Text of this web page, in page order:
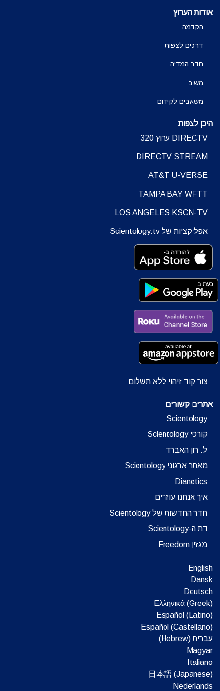
אודות הערוץ
הקדמה
דרכים לצפות
חדר המדיה
משוב
משאבים לקידום
היכן לצפות
DIRECTV ערוץ 320
DIRECTV STREAM
AT&T U-VERSE
TAMPA BAY WFTT
LOS ANGELES KSCN-TV
אפליקציות של Scientology.tv
צור קוד זיהוי ללא תשלום
אתרים קשורים
Scientology
קורסי Scientology
ל. רון האברד
מאתר ארגוני Scientology
Dianetics
איך אנחנו עוזרים
חדר החדשות של Scientology
דת ה-Scientology
מגזין Freedom
English
Dansk
Deutsch
Ελληνικά (Greek)
Español (Latino)
Español (Castellano)
עברית (Hebrew)‏
Magyar
Italiano
日本語 (Japanese)
Nederlands